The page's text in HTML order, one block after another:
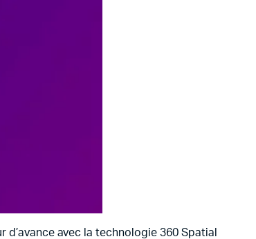
d’avance avec la technologie 360 Spatial